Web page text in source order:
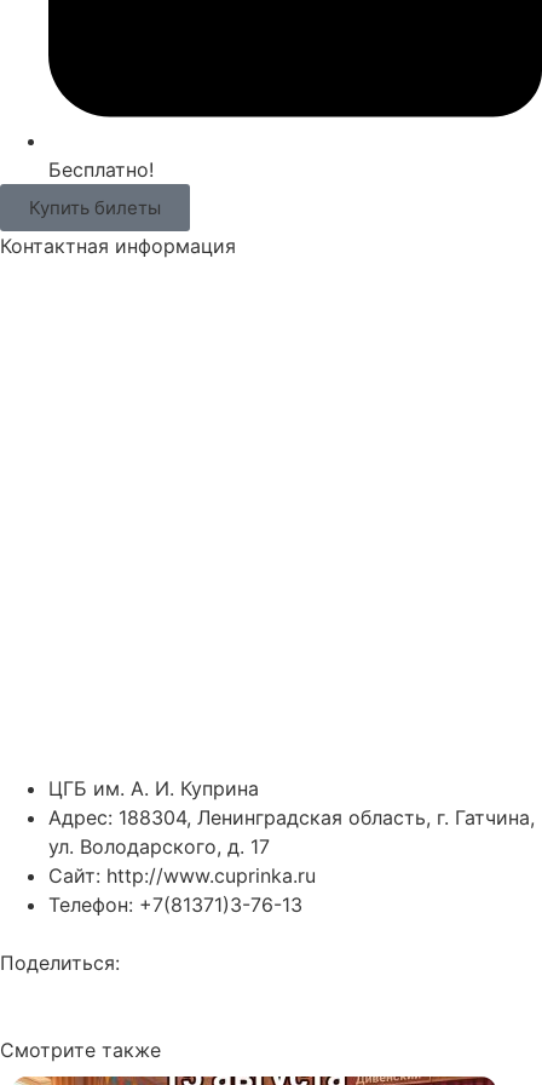
Бесплатно!
Купить билеты
Контактная информация
ЦГБ им. А. И. Куприна
Адрес: 188304, Ленинградская область, г. Гатчина,
ул. Володарского, д. 17
Сайт: http://www.cuprinka.ru
Телефон: +7(81371)3-76-13
Поделиться:
Смотрите также